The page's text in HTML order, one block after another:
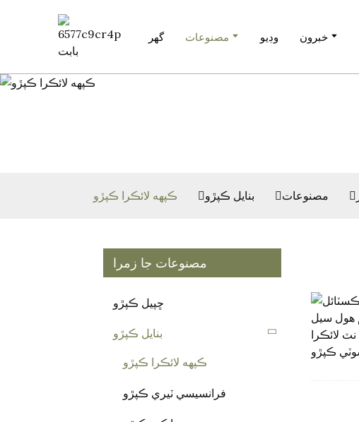
گھر مصنوعات وڊيو خبرون
مصنوعات بنايل ڪپڙو ڪپهه لائڪرا ڪپڙو
مصنوعات جا زمرا
ڇپيل ڪپڙو
بنايل ڪپڙو
ڪپهه لائڪرا ڪپڙو
فرانسيسي ٽيري ڪپڙو